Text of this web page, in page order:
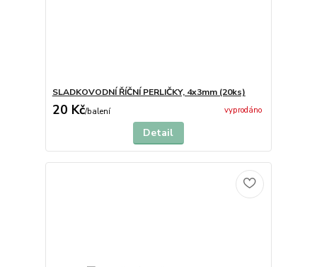
SLADKOVODNÍ ŘÍČNÍ PERLIČKY, 4x3mm (20ks)
20 Kč/balení vyprodáno
Detail